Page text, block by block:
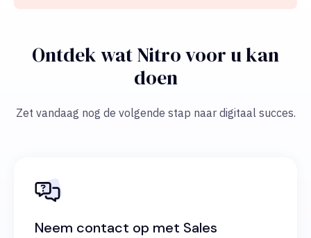
Ontdek wat Nitro voor u kan
doen
Zet vandaag nog de volgende stap naar digitaal succes.
Neem contact op met Sales